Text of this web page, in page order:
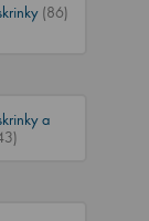
(86)
a